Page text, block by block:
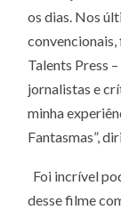
os dias. Nos
Talents Press
jornalistas e
minha
Fantasmas”,
Foi incrível
desse filme